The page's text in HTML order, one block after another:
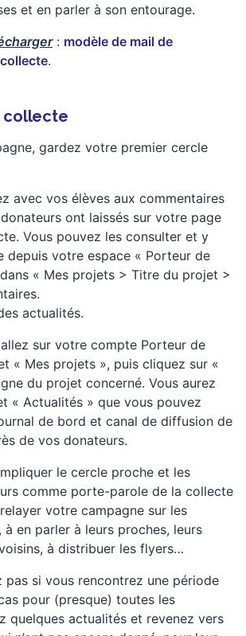
et en parler à son entourage.
: modèle de mail de
.
collecte
gardez votre premier cercle
avec vos élèves aux commentaires
ont laissés sur votre page
Vous pouvez les consulter et y
depuis votre espace « Porteur de
« Mes projets > Titre du projet >
actualités.
sur votre compte Porteur de
« Mes projets », puis cliquez sur «
du projet concerné. Vous aurez
« Actualités » que vous pouvez
de bord et canal de diffusion de
de vos donateurs.
le cercle proche et les
comme porte-parole de la collecte
votre campagne sur les
à en parler à leurs proches, leurs
à distribuer les flyers…
pas si vous rencontrez une période
pour (presque) toutes les
quelques actualités et revenez vers